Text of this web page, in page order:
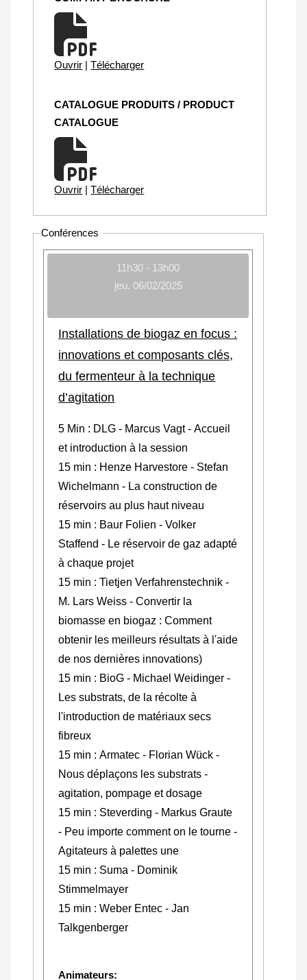
Ouvrir | Télécharger
CATALOGUE PRODUITS / PRODUCT
CATALOGUE
Ouvrir | Télécharger
Conférences
11h30 - 13h00
jeu. 06/02/2025
Installations de biogaz en focus :
innovations et composants clés,
du fermenteur à la technique
d’agitation
5 Min : DLG - Marcus Vagt - Accueil
et introduction à la session
15 min : Henze Harvestore - Stefan
Wichelmann - La construction de
réservoirs au plus haut niveau
15 min : Baur Folien - Volker
Staffend - Le réservoir de gaz adapté
à chaque projet
15 min : Tietjen Verfahrenstechnik -
M. Lars Weiss - Convertir la
biomasse en biogaz : Comment
obtenir les meilleurs résultats à l'aide
de nos dernières innovations)
15 min : BioG - Michael Weidinger -
Les substrats, de la récolte à
l'introduction de matériaux secs
fibreux
15 min : Armatec - Florian Wück -
Nous déplaçons les substrats -
agitation, pompage et dosage
15 min : Steverding - Markus Graute
- Peu importe comment on le tourne -
Agitateurs à palettes une
15 min : Suma - Dominik
Stimmelmayer
15 min : Weber Entec - Jan
Talkgenberger
Animateurs: